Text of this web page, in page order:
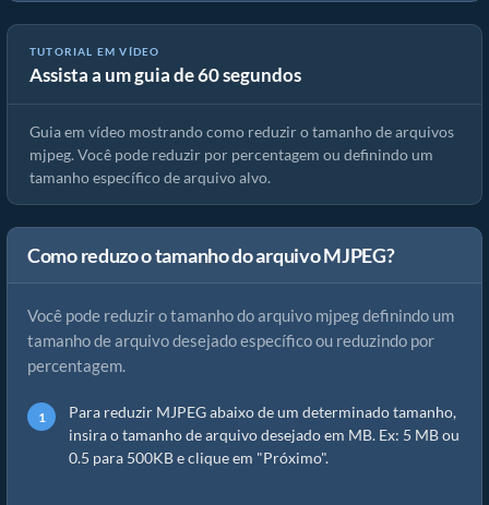
TUTORIAL EM VÍDEO
Assista a um guia de 60 segundos
Guia do Compressor mjpeg | Reduzir Tamanho dos Arquivos mjpeg
Guia em vídeo mostrando como reduzir o tamanho de arquivos
mjpeg. Você pode reduzir por percentagem ou definindo um
tamanho específico de arquivo alvo.
Como reduzo o tamanho do arquivo MJPEG?
Você pode reduzir o tamanho do arquivo mjpeg definindo um
tamanho de arquivo desejado específico ou reduzindo por
percentagem.
Para reduzir MJPEG abaixo de um determinado tamanho,
insira o tamanho de arquivo desejado em MB. Ex: 5 MB ou
0.5 para 500KB e clique em "Próximo".